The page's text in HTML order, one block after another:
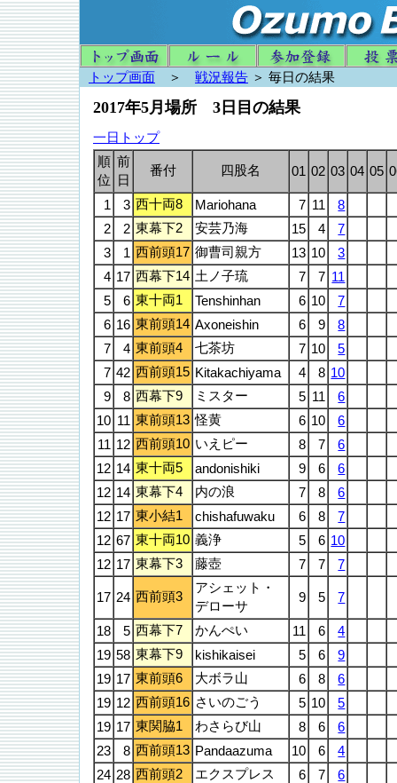
トップ画面 ＞ 戦況報告 ＞ 毎日の結果
2017年5月場所 3日目の結果
一日トップ
順
位
前
日
番付 四股名 01 02 03 04 05
1 3 西十両8 Mariohana 7 11
8
2
2 東幕下2 安芸乃海 15 4
7
3
1 西前頭17 御曹司親方 13 10
3
4 17 西幕下14 土ノ子琉 7 7 11
5
6 東十両1 Tenshinhan 6 10
7
6 16 東前頭14 Axoneishin 6 9
8
7
4 東前頭4 七茶坊 7 10
5
7 42 西前頭15 Kitakachiyama 4 8 10
9
8 西幕下9 ミスター 5 11
6
10 11 東前頭13 怪黄 6 10
6
11 12 西前頭10 いえピー 8 7
6
12 14 東十両5 andonishiki 9 6
6
12 14 東幕下4 内の浪 7 8
6
12 17 東小結1 chishafuwaku 6 8
7
12 67 東十両10 義浄 5 6 10
12 17 東幕下3 藤壺 7 7 7
17 24 西前頭3
アシェット・
デローサ
9 5 7
18 5 西幕下7 かんぺい 11 6
4
19 58 東幕下9 kishikaisei 5 6
9
19 17 東前頭6 大ボラ山 6 8
6
19 12 西前頭16 さいのごう 5 10
5
19 17 東関脇1 わさらび山 8 6
6
23
8 西前頭13 Pandaazuma 10 6
4
24 28 西前頭2 エクスプレス 6 7
6